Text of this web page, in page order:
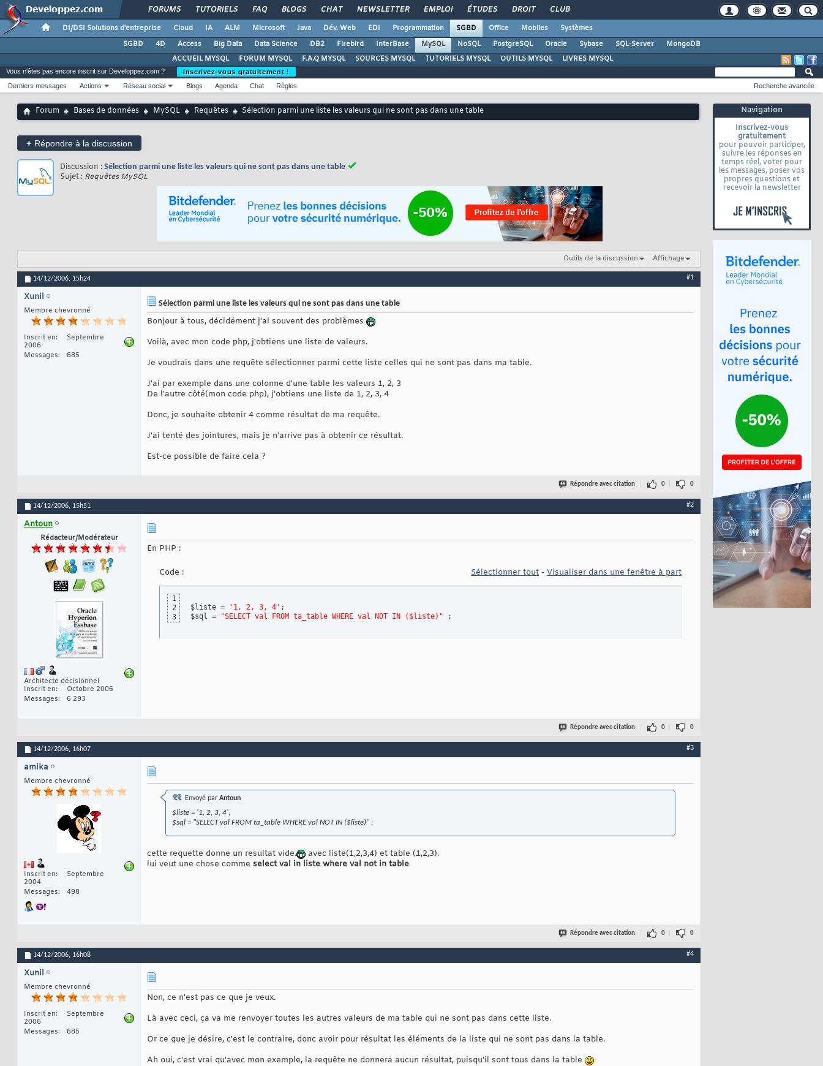
FORUMS TUTORIELS FAQ BLOGS CHAT NEWSLETTER EMPLOI ÉTUDES DROIT CLUB
DI/DSI Solutions d'entreprise Cloud IA ALM Microsoft Java Dév. Web EDI Programmation SGBD Office Mobiles
Systèmes
SGBD
4D Access Big Data Data Science DB2 Firebird InterBase MySQL NoSQL PostgreSQL Oracle Sybase SQL-Server
MongoDB
ACCUEIL MYSQL
FORUM MYSQL F.A.Q MYSQL SOURCES MYSQL TUTORIELS MYSQL OUTILS MYSQL LIVRES MYSQL
Navigation
Inscrivez-vous
gratuitement
pour pouvoir participer,
suivre les réponses en
temps réel, voter pour
les messages, poser vos
propres questions et
recevoir la newsletter
Vous n'êtes pas encore inscrit sur Developpez.com ?
Inscrivez-vous gratuitement !
Derniers messages
Actions Réseau social Blogs Agenda Chat Règles Recherche avancée
Forum Bases de données MySQL Requêtes Sélection parmi une liste les valeurs qui ne sont pas dans une table
+ Répondre à la discussion
Discussion : Sélection parmi une liste les valeurs qui ne sont pas dans une table
Sujet : Requêtes MySQL
Outils de la discussion Affichage
14/12/2006, 15h24 #1
Xunil
Membre chevronné
Inscrit en
Septembre
2006
Messages
685
Sélection parmi une liste les valeurs qui ne sont pas dans une table
Bonjour à tous, décidément j'ai souvent des problèmes
Voilà, avec mon code php, j'obtiens une liste de valeurs.
Je voudrais dans une requête sélectionner parmi cette liste celles qui ne sont pas dans ma table.
J'ai par exemple dans une colonne d'une table les valeurs 1, 2, 3
De l'autre côté(mon code php), j'obtiens une liste de 1, 2, 3, 4
Donc, je souhaite obtenir 4 comme résultat de ma requête.
J'ai tenté des jointures, mais je n'arrive pas à obtenir ce résultat.
Est-ce possible de faire cela ?
Répondre avec citation 0 0
14/12/2006, 15h51 #2
Antoun
Rédacteur/Modérateur
Architecte décisionnel
Inscrit en
Octobre 2006
Messages
6 293
En PHP :
Code : Sélectionner tout - Visualiser dans une fenêtre à part
1
2
3
$liste = '1, 2, 3, 4' ;
$sql =
"SELECT val FROM ta_table WHERE val NOT IN ($liste)" ;
Répondre avec citation 0 0
14/12/2006, 16h07 #3
amika
Membre chevronné
Inscrit en
Septembre
2004
Messages
498
Envoyé par Antoun
$liste = '1, 2, 3, 4';
$sql = "SELECT val FROM ta_table WHERE val NOT IN ($liste)" ;
cette requette donne un resultat vide.
avec liste(1,2,3,4) et table (1,2,3).
lui veut une chose comme select val in liste where val not in table
Répondre avec citation 0 0
14/12/2006, 16h08 #4
Xunil
Membre chevronné
Inscrit en
Septembre
2006
Messages
685
Non, ce n'est pas ce que je veux.
Là avec ceci, ça va me renvoyer toutes les autres valeurs de ma table qui ne sont pas dans cette liste.
Or ce que je désire, c'est le contraire, donc avoir pour résultat les éléments de la liste qui ne sont pas dans la table.
Ah oui, c'est vrai qu'avec mon exemple, la requête ne donnera aucun résultat, puisqu'il sont tous dans la table